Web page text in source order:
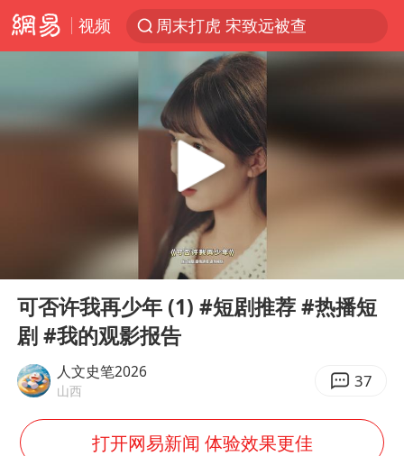
视频
周末打虎 宋致远被查
白海豚将正面袭击贯穿浙江
浙江台州《告全体市民书》
多个明星演唱会取消
四川宜宾市珙县发生3.4级地震
刘浩存百花奖开幕式红裙起舞
泰国初中生饮弹自尽前开了26枪
万岁山接盘烂尾恒大文旅城
习近平心系体育强国建设
Play
可否许我再少年 (1) #短剧推荐 #热播短
剧 #我的观影报告
人文史笔2026
山西 37
打开网易新闻 体验效果更佳